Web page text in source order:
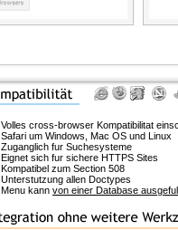
Volles cross-browser Kompatibilitat
Safari um Windows, Mac OS und Linux
Zuganglich fur Suchesysteme
Eignet sich fur sichere HTTPS Sites
Kompatibel zum Section 508
Unterstutzung allen Doctypes
Menu kann von einer Database